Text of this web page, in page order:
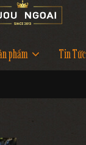
phẩm Tin Tức